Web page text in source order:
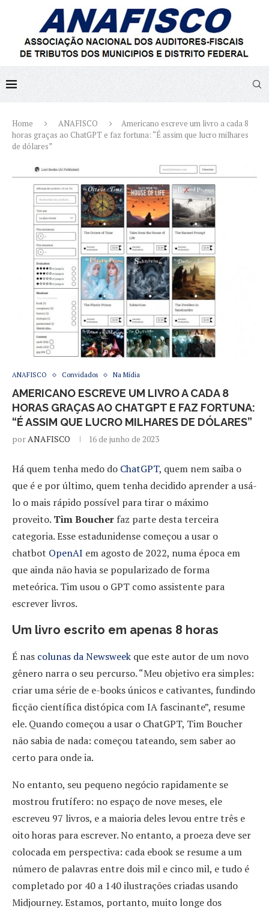
Home ANAFISCO
Americano escreve um livro a cada 8
horas graças ao ChatGPT e faz fortuna: “É assim que lucro milhares
de dólares”
ANAFISCO Convidados Na Mídia
AMERICANO ESCREVE UM LIVRO A CADA 8
HORAS GRAÇAS AO CHATGPT E FAZ FORTUNA:
“É ASSIM QUE LUCRO MILHARES DE DÓLARES”
porANAFISCO 16 de junho de 2023
Há quem tenha medo do ChatGPT, quem nem saiba o
que é e por último, quem tenha decidido aprender a usá-
lo o mais rápido possível para tirar o máximo
proveito. Tim Boucher faz parte desta terceira
categoria. Esse estadunidense começou a usar o
chatbot OpenAI em agosto de 2022, numa época em
que ainda não havia se popularizado de forma
meteórica. Tim usou o GPT como assistente para
escrever livros.
Um livro escrito em apenas 8 horas
É nas colunas da Newsweek que este autor de um novo
gênero narra o seu percurso. “Meu objetivo era simples:
criar uma série de e-books únicos e cativantes, fundindo
ficção científica distópica com IA fascinante”, resume
ele. Quando começou a usar o ChatGPT, Tim Boucher
não sabia de nada: começou tateando, sem saber ao
certo para onde ia.
No entanto, seu pequeno negócio rapidamente se
mostrou frutífero: no espaço de nove meses, ele
escreveu 97 livros, e a maioria deles levou entre três e
oito horas para escrever. No entanto, a proeza deve ser
colocada em perspectiva: cada ebook se resume a um
número de palavras entre dois mil e cinco mil, e tudo é
completado por 40 a 140 ilustrações criadas usando
Midjourney. Estamos, portanto, muito longe dos